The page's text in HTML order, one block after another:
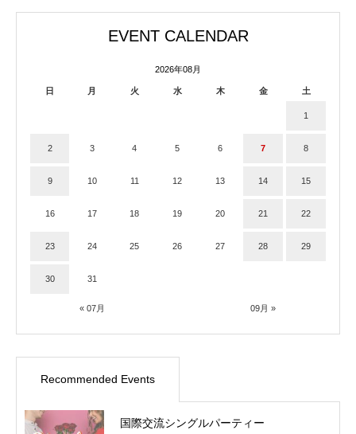
EVENT CALENDAR
2026年08月
日 月 火 水 木 金 土
« 07月 09月 »
1
2 3 4 5 6 7 8
9 10 11 12 13 14 15
16 17 18 19 20 21 22
23 24 25 26 27 28 29
30 31
Recommended Events
国際交流シングルパーティー